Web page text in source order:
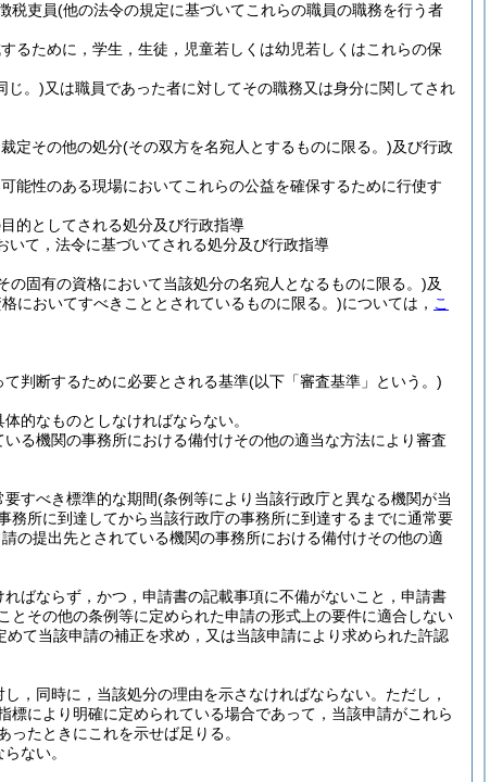
税吏員(他の法令の規定に基づいてこれらの職員の職務を行う者
るために，学生，生徒，児童若しくは幼児若しくはこれらの保
じ。)又は職員であった者に対してその職務又は身分に関してされ
定その他の処分(その双方を名宛人とするものに限る。)及び行政
能性のある現場においてこれらの公益を確保するために行使す
的としてされる処分及び行政指導
て，法令に基づいてされる処分及び行政指導
の固有の資格において当該処分の名宛人となるものに限る。)及
においてすべきこととされているものに限る。)については， こ
判断するために必要とされる基準(以下「審査基準」という。)
的なものとしなければならない。
る機関の事務所における備付けその他の適当な方法により審査
すべき標準的な期間(条例等により当該行政庁と異なる機関が当
所に到達してから当該行政庁の事務所に到達するまでに通常要
の提出先とされている機関の事務所における備付けその他の適
ばならず，かつ，申請書の記載事項に不備がないこと，申請書
その他の条例等に定められた申請の形式上の要件に適合しない
めて当該申請の補正を求め，又は当該申請により求められた許認
，同時に，当該処分の理由を示さなければならない。 ただし，
により明確に定められている場合であって，当該申請がこれら
たときにこれを示せば足りる。
ない。